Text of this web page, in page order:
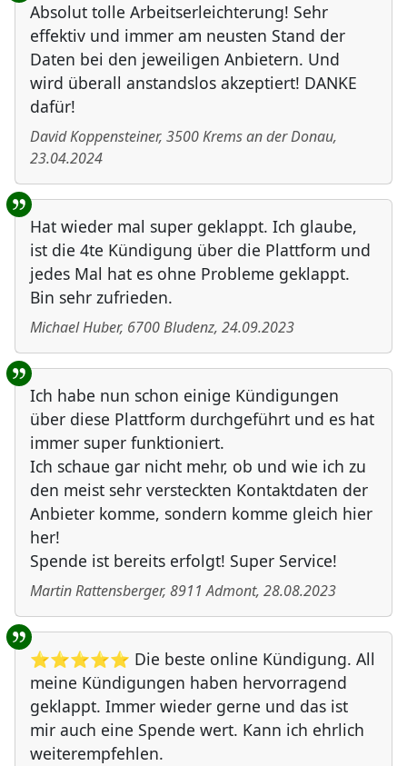
Absolut tolle Arbeitserleichterung! Sehr
effektiv und immer am neusten Stand der
Daten bei den jeweiligen Anbietern. Und
wird überall anstandslos akzeptiert! DANKE
dafür!
David Koppensteiner, 3500Krems an der Donau,
23.04.2024
Hat wieder mal super geklappt. Ich glaube,
ist die 4te Kündigung über die Plattform und
jedes Mal hat es ohne Probleme geklappt.
Bin sehr zufrieden.
Michael Huber, 6700Bludenz, 24.09.2023
Ich habe nun schon einige Kündigungen
über diese Plattform durchgeführt und es hat
immer super funktioniert.
Ich schaue gar nicht mehr, ob und wie ich zu
den meist sehr versteckten Kontaktdaten der
Anbieter komme, sondern komme gleich hier
her!
Spende ist bereits erfolgt! Super Service!
Martin Rattensberger, 8911 Admont, 28.08.2023
⭐⭐⭐⭐⭐ Die beste online Kündigung. All
meine Kündigungen haben hervorragend
geklappt. Immer wieder gerne und das ist
mir auch eine Spende wert. Kann ich ehrlich
weiterempfehlen.